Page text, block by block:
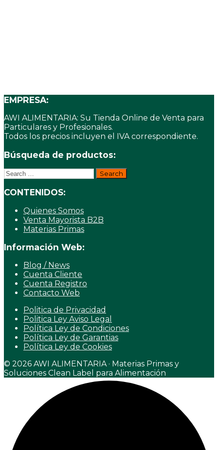
EMPRESA:
AWI ALIMENTARIA: Su Tienda Online de Venta para
Particulares y Profesionales.
Todos los precios incluyen el IVA correspondiente.
Búsqueda de productos:
Search
for:
CONTENIDOS:
Quienes Somos
Venta Mayorista B2B
Materias Primas
Información Web:
Blog / News
Cuenta Cliente
Cuenta Registro
Contacto Web
Politica de Privacidad
Politica Ley Aviso Legal
Política Ley de Condiciones
Política Ley de Garantias
Política Ley de Cookies
© 2026 AWI ALIMENTARIA · Materias Primas y
Soluciones Clean Label para Alimentación